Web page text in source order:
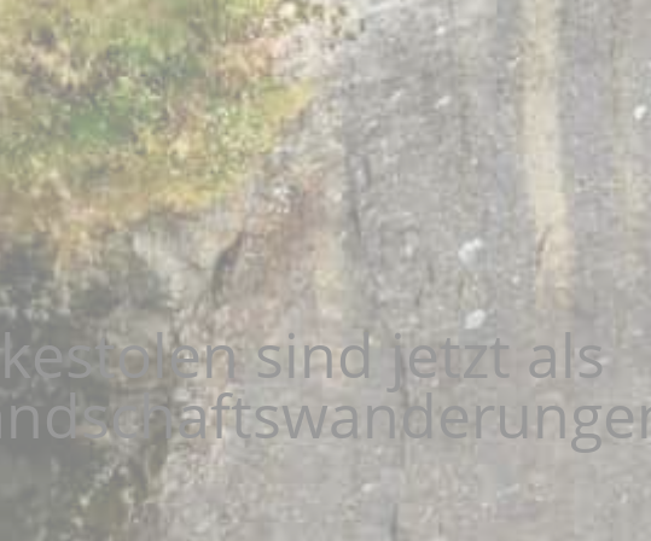
sind jetzt als